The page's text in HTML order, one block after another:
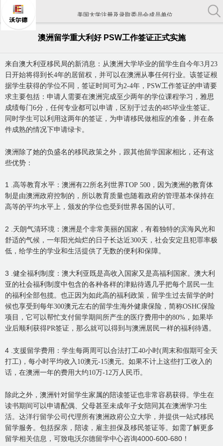
美国大学注册及录取委员会成员单位
中国教育部认证出国留学机构
美国大学注册及录取委员会成员单位
澳洲留学重大利好 PSW工作签证正式实施
来自澳大利亚移民局的新消息：从澳洲大学毕业的留学生自今年3 月 23
日开始将得到长4年的居留权，并可以在澳洲从事任何行业。该签证根
据学生获得的学位不同，签证时间可为2-4年， PSW工作签证的申请要
求主要包括：申请人需要在澳洲完成至少两年的学位课程学习，雅思
成绩每门6分，任何专业都可以申请，区别于过去的485毕业生签证。
同时学生可以利用这两年的签证，为申请移民做相应的准备，并在条
件成熟的情况下申请绿卡。
澳洲除了她的负盛名的移民政策之外，跟其他留学国家相比，还有这
些优势：
1 . 高等教育水平：澳洲有22所名列世界TOP 500 ，因为澳洲的教育体
制是由澳洲政府控制的，所以教育质量也随着政府的管理基本保持在
高等的平均水平上，颁发的学位也受到世界各国的认可。
2 . 天朗气清环境：澳洲是个非常美丽的国家，有着独特的滨海风光和
舒适的气候，一年阳光灿烂的日子长达近300天，社会安定且犯罪率极
低，给学生的学业和生活提供了无数的便利和保障。
3 . 健全福利制度：澳大利亚既是高收入国家又是高福利国家。澳大利
亚的社会福利制度中包含的各种各样的津贴待遇几乎把每个居民一生
的福利全部包揽。也正因为如此高的福利政策，留学生过去留学的时
候也享受到每年300澳元左右的留学生海外健康保险，简称OSHC保险
项目，它可以帮忙支付留学期间所产生的医疗费用中的80% ，如果毕
业后顺利获得PR签证，那么就可以得到与澳洲居民一样的福利待遇。
4 . 支援留学费用：学生每两周可以合法打工40小时( 周末和假期可全天
打工) ，每小时平均收入 10澳元-15澳元。如果不计上这些打工收入的
话，在澳洲一年的费用大约10万-12万人民币。
除此之外，澳洲针对留学生家属的陪读签证也非常容易获得。学生在
读书期间可以申请配偶、父母甚至未成年子女陪同其在澳洲学习生
活。达洋行留学公司代理所有澳洲政府公立大学，并提供一站式移民
留学服务。包括探亲，陪读，雇主担保及移民签证等。如需了解更多
留学相关信息，可致电沃尔德留学中心咨询4000-600-680！